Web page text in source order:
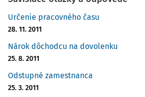
Určenie pracovného času
28. 11. 2011
Nárok dôchodcu na dovolenku
25. 8. 2011
Odstupné zamestnanca
25. 3. 2011